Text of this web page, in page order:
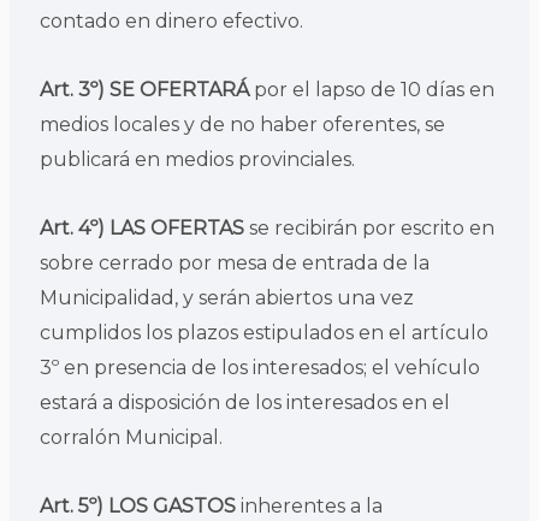
contado en dinero efectivo.
Art. 3º) SE OFERTARÁ por el lapso de 10 días en
medios locales y de no haber oferentes, se
publicará en medios provinciales.
Art. 4º) LAS OFERTAS se recibirán por escrito en
sobre cerrado por mesa de entrada de la
Municipalidad, y serán abiertos una vez
cumplidos los plazos estipulados en el artículo
3º en presencia de los interesados; el vehículo
estará a disposición de los interesados en el
corralón Municipal.
Art. 5º) LOS GASTOS inherentes a la